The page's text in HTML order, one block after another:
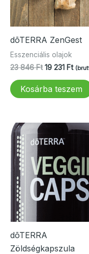
dōTERRA ZenGest
Esszenciális olajok
23 846Ft Original
was:
23
19 231 Ft
19
Kosárba teszem
dōTERRA
Zöldségkapszula